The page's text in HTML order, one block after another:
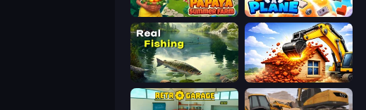
Papaya Summer Farm Build A Plane
Real Fishing Simulator City Constructor